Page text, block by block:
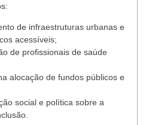
de infraestruturas urbanas e
acessíveis;
de profissionais de saúde
alocação de fundos públicos e
social e política sobre a